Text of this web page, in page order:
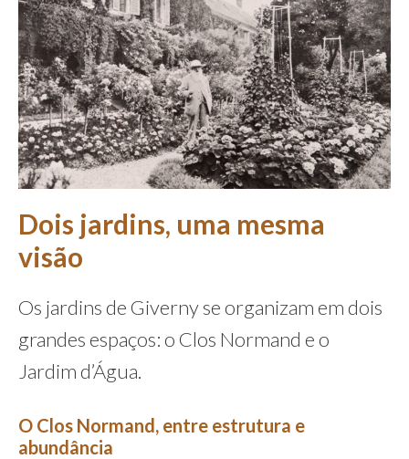
Dois jardins, uma mesma
visão
Os jardins de Giverny se organizam em dois
grandes espaços: o Clos Normand e o
Jardim d’Água.
O Clos Normand, entre estrutura e
abundância